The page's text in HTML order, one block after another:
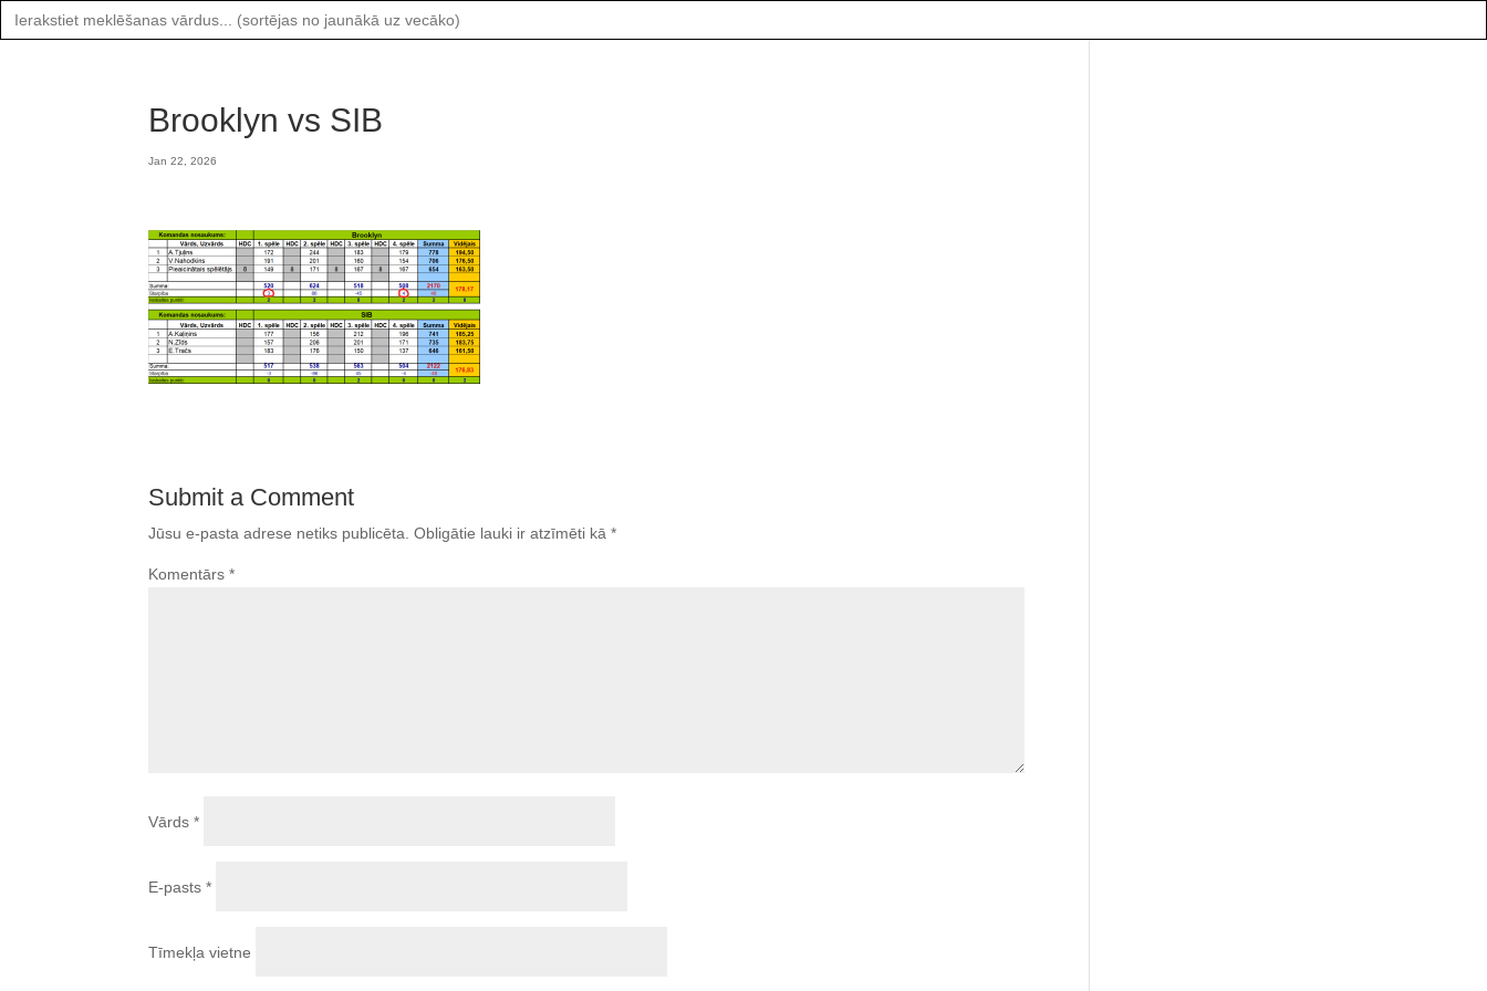
Search
for:
Brooklyn vs SIB
Jan 22, 2026
Submit a Comment
Jūsu e-pasta adrese netiks publicēta. Obligātie lauki ir atzīmēti kā*
Komentārs*
Vārds*
E-pasts*
Tīmekļa vietne